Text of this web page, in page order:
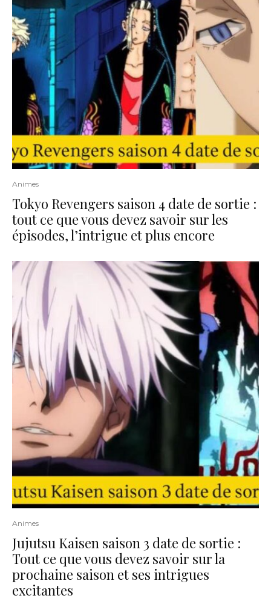
Animes
Tokyo Revengers saison 4 date de sortie :
tout ce que vous devez savoir sur les
épisodes, l’intrigue et plus encore
Animes
Jujutsu Kaisen saison 3 date de sortie :
Tout ce que vous devez savoir sur la
prochaine saison et ses intrigues
excitantes